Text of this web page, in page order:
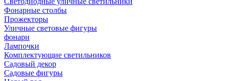
Фонарные столбы
Прожекторы
Уличные световые фигуры
фонари
Лампочки
Комплектующие светильников
Садовый декор
Садовые фигуры